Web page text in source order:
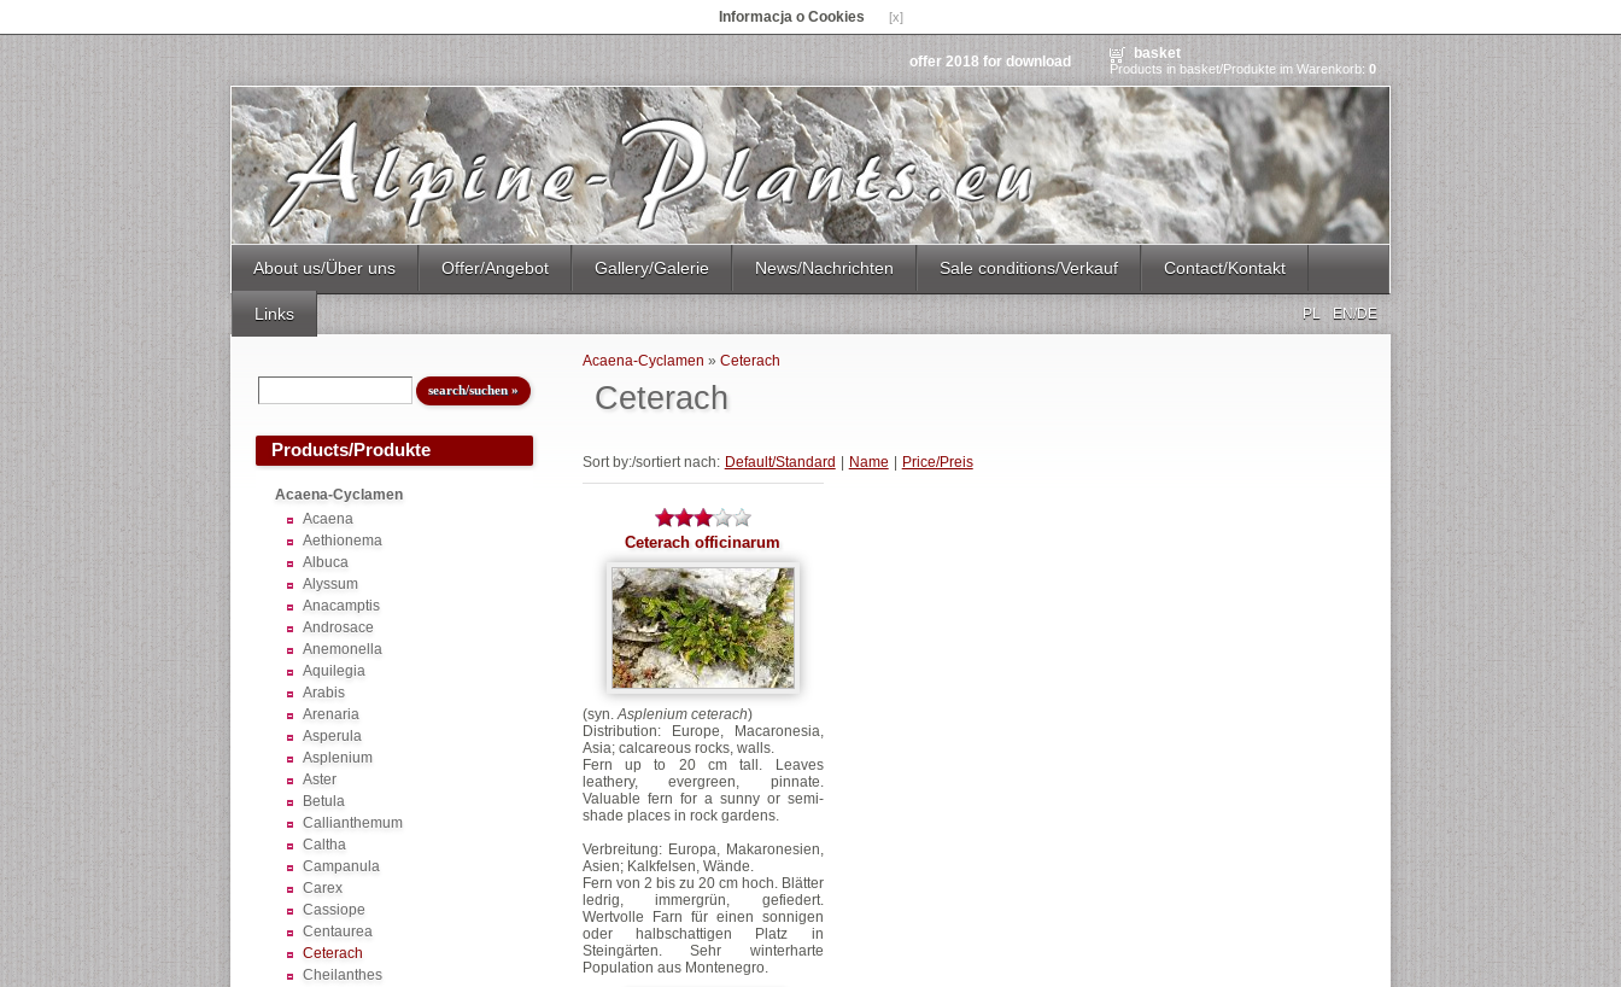
Informacja o Cookies [x]
offer 2018 for download basket
Products in basket/Produkte im Warenkorb: 0
About us/Über uns Offer/Angebot Gallery/Galerie News/Nachrichten Sale conditions/Verkauf Contact/Kontakt
Links EN/DE
PL
Products/Produkte
Acaena-Cyclamen
Acaena
Aethionema
Albuca
Alyssum
Anacamptis
Androsace
Anemonella
Aquilegia
Arabis
Arenaria
Asperula
Asplenium
Aster
Betula
Callianthemum
Caltha
Campanula
Carex
Cassiope
Centaurea
Ceterach
Cheilanthes
Ceterach
Acaena-Cyclamen » Ceterach
Sort by:/sortiert nach: Default/Standard Name Price/Preis
Ceterach officinarum
(syn.Asplenium ceterach)
Distribution: Europe, Macaronesia,
Asia; calcareous rocks, walls.
Fern up to 20 cm tall. Leaves
leathery, evergreen, pinnate.
Valuable fern for a sunny or semi-
shade places in rock gardens.
Verbreitung: Europa, Makaronesien,
Asien; Kalkfelsen, Wände.
Fern von 2 bis zu 20 cm hoch. Blätter
ledrig, immergrün, gefiedert.
Wertvolle Farn für einen sonnigen
oder halbschattigen Platz in
Steingärten. Sehr winterharte
Population aus Montenegro.